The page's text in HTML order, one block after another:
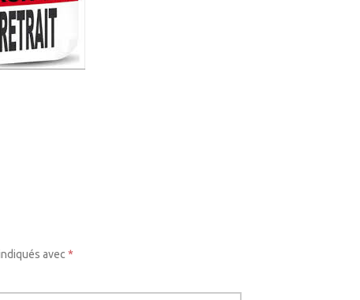
avec *